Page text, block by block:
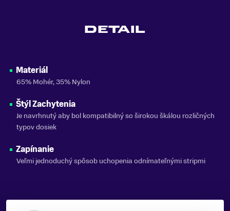
DETAIL
Materiál
65% Mohér, 35% Nylon
Štýl Zachytenia
Je navrhnutý aby bol kompatibilný so širokou škálou rozličných
typov dosiek
Zapínanie
Veľmi jednoduchý spôsob uchopenia odnímateľnými stripmi